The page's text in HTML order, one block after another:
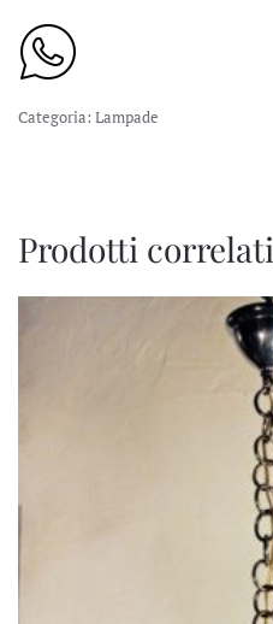
Categoria: Lampade
Prodotti correlati